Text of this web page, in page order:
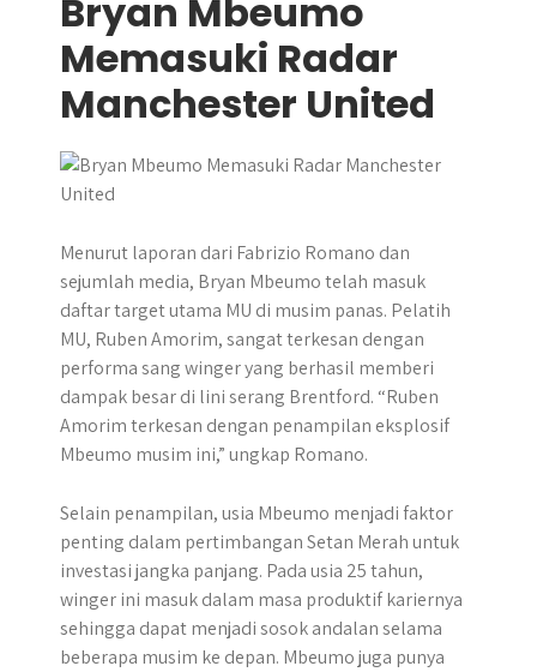
Bryan Mbeumo
Memasuki Radar
Manchester United
Menurut laporan dari Fabrizio Romano dan
sejumlah media, Bryan Mbeumo telah masuk
daftar target utama MU di musim panas. Pelatih
MU, Ruben Amorim, sangat terkesan dengan
performa sang winger yang berhasil memberi
dampak besar di lini serang Brentford. “Ruben
Amorim terkesan dengan penampilan eksplosif
Mbeumo musim ini,” ungkap Romano.
Selain penampilan, usia Mbeumo menjadi faktor
penting dalam pertimbangan Setan Merah untuk
investasi jangka panjang. Pada usia 25 tahun,
winger ini masuk dalam masa produktif kariernya
sehingga dapat menjadi sosok andalan selama
beberapa musim ke depan. Mbeumo juga punya